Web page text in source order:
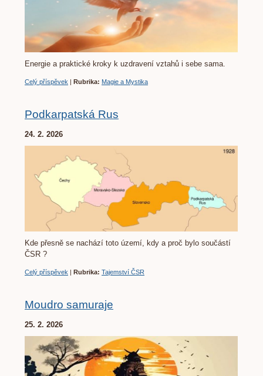
Energie a praktické kroky k uzdravení vztahů i sebe sama.
Celý příspěvek | Rubrika: Magie a Mystika
Podkarpatská Rus
24. 2. 2026
Kde přesně se nachází toto území, kdy a proč bylo součástí
ČSR ?
Celý příspěvek | Rubrika: Tajemství ČSR
Moudro samuraje
25. 2. 2026